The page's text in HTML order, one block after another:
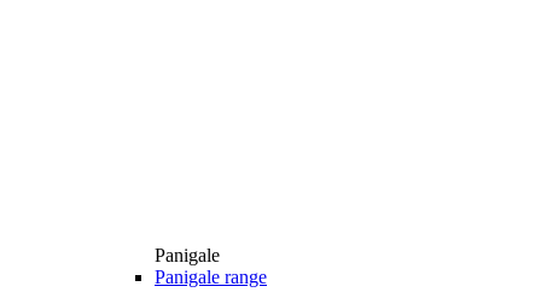
Panigale
Panigale range